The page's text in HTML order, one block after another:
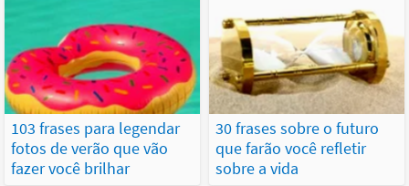
103 frases para legendar
fotos de verão que vão
fazer você brilhar
30 frases sobre o futuro
que farão você refletir
sobre a vida